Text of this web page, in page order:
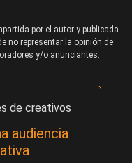
por el autor y publicada
no representar la opinión de
y/o anunciantes.
de creativos
audiencia